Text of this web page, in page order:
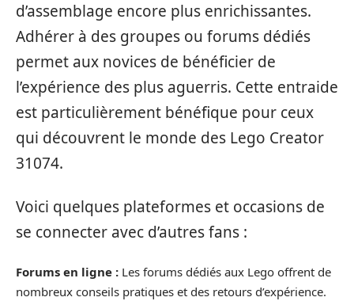
d’assemblage encore plus enrichissantes.
Adhérer à des groupes ou forums dédiés
permet aux novices de bénéficier de
l’expérience des plus aguerris. Cette entraide
est particulièrement bénéfique pour ceux
qui découvrent le monde des Lego Creator
31074.
Voici quelques plateformes et occasions de
se connecter avec d’autres fans :
Forums en ligne : Les forums dédiés aux Lego offrent de
nombreux conseils pratiques et des retours d’expérience.